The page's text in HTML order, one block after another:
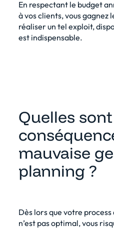
En respectant le budget
à vos clients, vous gagnez
réaliser un tel exploit,
est indispensable.
Quelles
mauvaise
planning ?
Dès lors que votre process
n’est pas optimal, vous